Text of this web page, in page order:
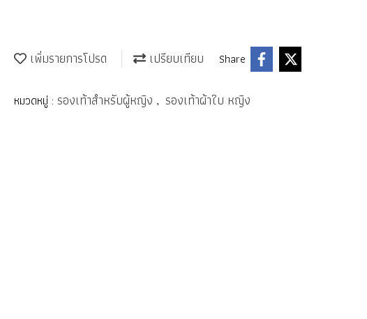
เพิ่มรายการโปรด เปรียบเทียบ Share
หมวดหมู่ : รองเท้าสำหรับผู้หญิง , รองเท้าผ้าใบ หญิง